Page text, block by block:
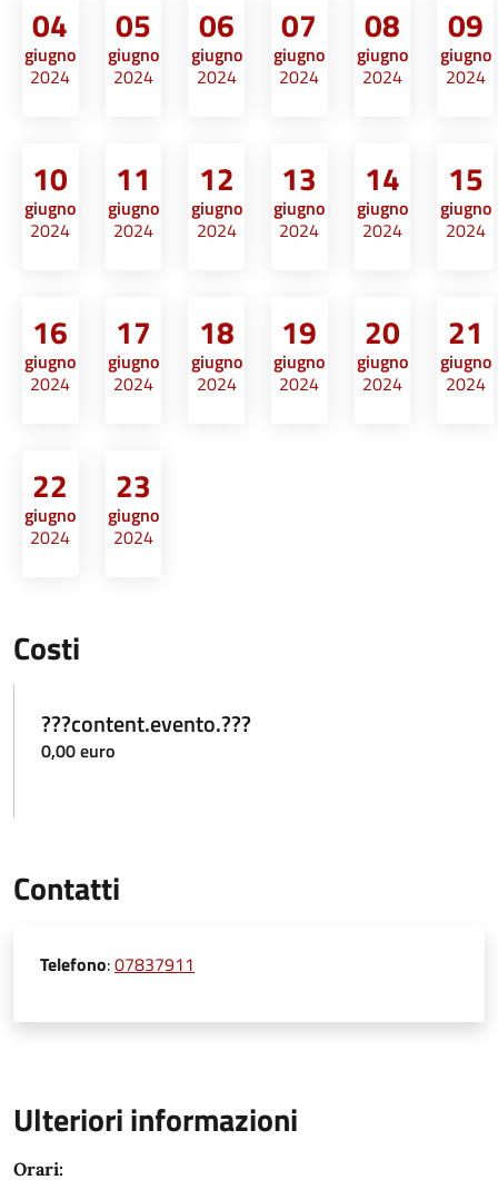
04
giugno
2024
05
giugno
2024
06
giugno
2024
07
giugno
2024
08
giugno
2024
09
giugno
2024
10
giugno
2024
11
giugno
2024
12
giugno
2024
13
giugno
2024
14
giugno
2024
15
giugno
2024
16
giugno
2024
17
giugno
2024
18
giugno
2024
19
giugno
2024
20
giugno
2024
21
giugno
2024
22
giugno
2024
23
giugno
2024
Costi
???content.evento.???
0,00 euro
Contatti
Telefono:07837911
Ulteriori informazioni
Orari: